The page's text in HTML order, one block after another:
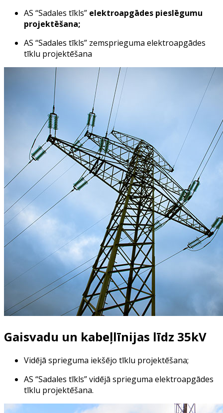
AS “Sadales tīkls” elektroapgādes pieslēgumu
projektēšana;
AS “Sadales tīkls” zemsprieguma elektroapgādes
tīklu projektēšana
Gaisvadu un kabeļlīnijas līdz 35kV
Vidējā sprieguma iekšējo tīklu projektēšana;
AS “Sadales tīkls” vidējā sprieguma elektroapgādes
tīklu projektēšana.